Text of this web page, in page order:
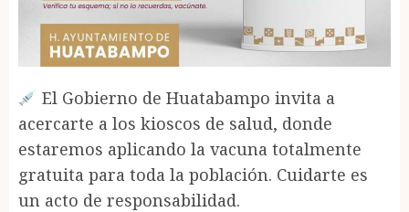
El Gobierno de Huatabampo invita a
acercarte a los kioscos de salud, donde
estaremos aplicando la vacuna totalmente
gratuita para toda la población. Cuidarte es
un acto de responsabilidad.